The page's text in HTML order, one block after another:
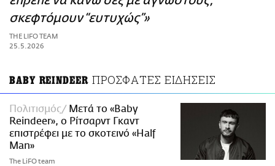
ΑΜΠΑ
PRINT
σκεφτόμουν “ευτυχώς”»
THE LIFO TEAM
25.5.2026
BABY REINDEER ΠΡΟΣΦΑΤΕΣ ΕΙΔΗΣΕΙΣ
Πολιτισμός
Μετά το «Baby
Reindeer», ο Ρίτσαρντ Γκαντ
επιστρέφει με το σκοτεινό «Half
Man»
The LiFO team